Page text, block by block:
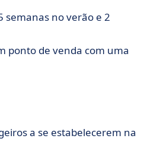
semanas no verão e 2
ponto de venda com uma
a se estabelecerem na